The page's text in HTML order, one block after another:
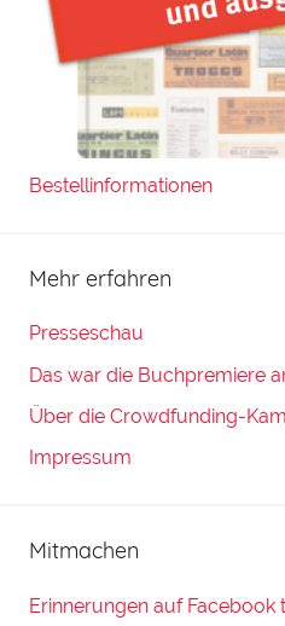
Bestellinformationen
Mehr erfahren
Presseschau
Das war die Buchpremiere
Über die Crowdfunding-
Impressum
Mitmachen
Erinnerungen auf Facebook